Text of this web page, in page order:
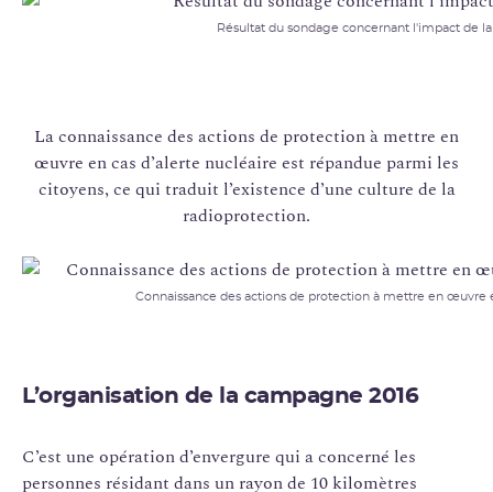
Résultat du sondage concernant l'impact de
La connaissance des actions de protection à mettre en
œuvre en cas d’alerte nucléaire est répandue parmi les
citoyens, ce qui traduit l’existence d’une culture de la
radioprotection.
Connaissance des actions de protection à mettre en œuvre
L’organisation de la campagne 2016
C’est une opération d’envergure qui a concerné les
personnes résidant dans un rayon de 10 kilomètres